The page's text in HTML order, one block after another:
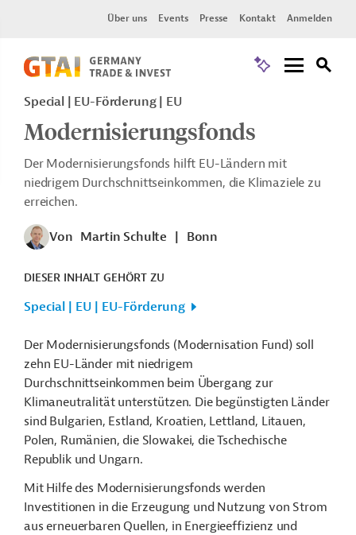
Über uns Events Presse Kontakt Anmelden
Special | EU-Förderung | EU
Modernisierungsfonds
Der Modernisierungsfonds hilft EU-Ländern mit
niedrigem Durchschnittseinkommen, die Klimaziele zu
erreichen.
Von Martin Schulte Bonn
DIESER INHALT GEHÖRT ZU
Special | EU | EU-Förderung
Der Modernisierungsfonds (Modernisation Fund) soll
zehn EU-Länder mit niedrigem
Durchschnittseinkommen beim Übergang zur
Klimaneutralität unterstützen. Die begünstigten Länder
sind Bulgarien, Estland, Kroatien, Lettland, Litauen,
Polen, Rumänien, die Slowakei, die Tschechische
Republik und Ungarn.
Mit Hilfe des Modernisierungsfonds werden
Investitionen in die Erzeugung und Nutzung von Strom
aus erneuerbaren Quellen, in Energieeffizienz und